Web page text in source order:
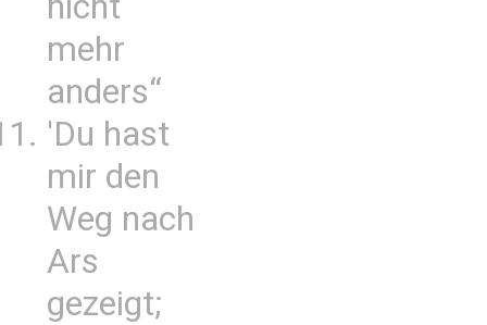
mehr
anders“
'Du hast
mir den
Weg nach
Ars
gezeigt;